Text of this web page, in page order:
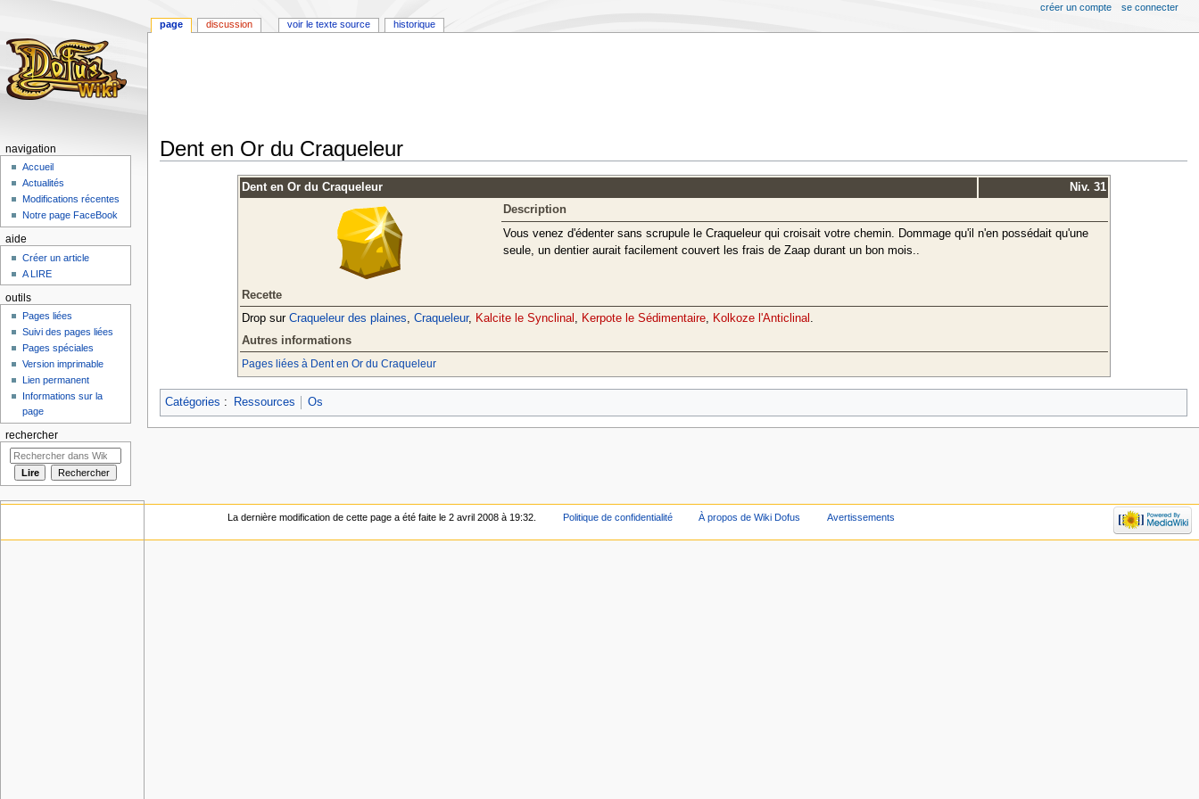
Dent en Or du Craqueleur
Dent en Or du Craqueleur
Niv. 31
Description
Vous venez d'édenter sans scrupule le Craqueleur qui croisait votre chemin. Dommage qu'il n'en possédait qu'une
seule, un dentier aurait facilement couvert les frais de Zaap durant un bon mois..
Recette
Drop sur Craqueleur des plaines, Craqueleur, Kalcite le Synclinal , Kerpote le Sédimentaire, Kolkoze l'Anticlinal .
Autres informations
Pages liées à Dent en Or du Craqueleur
Catégories : Ressources Os
page discussion voir le texte source historique
créer un compte se connecter
navigation
Accueil
Actualités
Modifications récentes
Notre page FaceBook
aide
Créer un article
A LIRE
outils
Pages liées
Suivi des pages liées
Pages spéciales
Version imprimable
Lien permanent
Informations sur la
page
rechercher
La dernière modification de cette page a été faite le 2 avril 2008 à 19:32. Politique de confidentialité À propos de Wiki Dofus Avertissements